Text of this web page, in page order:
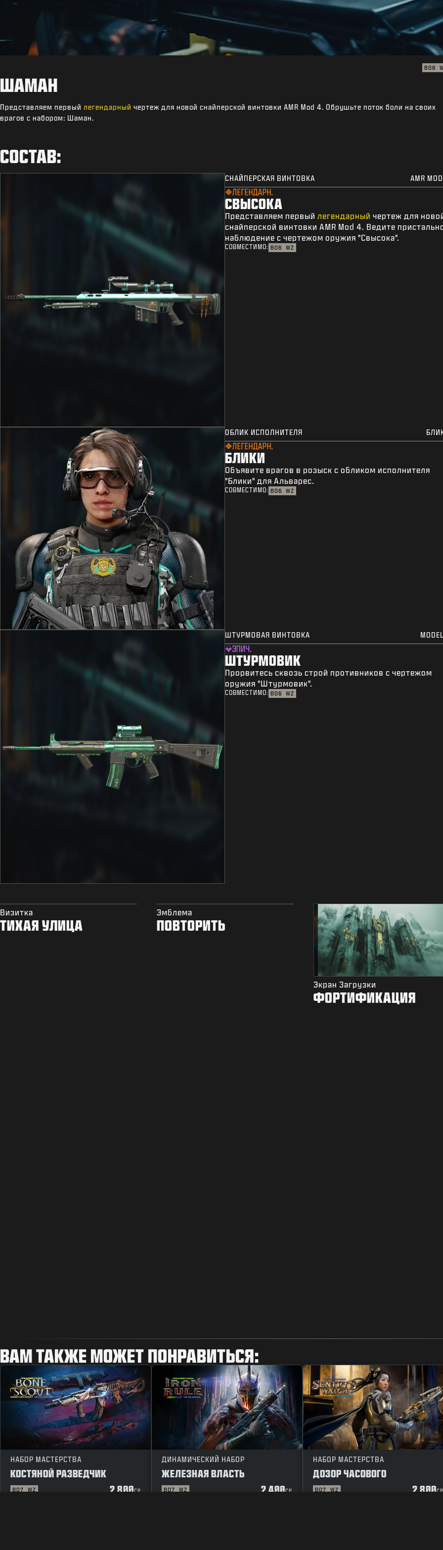
BO6
ШАМАН
Представляем первый легендарный чертеж для новой снайперской винтовки AMR Mod 4. Обрушьте поток боли на своих
врагов с набором: Шаман.
СОСТАВ:
СНАЙПЕРСКАЯ ВИНТОВКА AMR
ЛЕГЕНДАРН.
СВЫСОКА
Представляем первый легендарный чертеж для
снайперской винтовки AMR Mod 4. Ведите
наблюдение с чертежом оружия "Свысока".
СОВМЕСТИМО: BO6 WZ
ОБЛИК ИСПОЛНИТЕЛЯ
ЛЕГЕНДАРН.
БЛИКИ
Объявите врагов в розыск с обликом исполнителя
"Блики" для Альварес.
СОВМЕСТИМО: BO6 WZ
ШТУРМОВАЯ ВИНТОВКА
ЭПИЧ.
ШТУРМОВИК
Прорвитесь сквозь строй противников с чертежом
оружия "Штурмовик".
СОВМЕСТИМО: BO6 WZ
Визитка
ТИХАЯ УЛИЦА
Эмблема
ПОВТОРИТЬ
Экран Загрузки
ФОРТИФИКАЦИЯ
ВАМ ТАКЖЕ МОЖЕТ ПОНРАВИТЬСЯ:
НАБОР МАСТЕРСТВА
КОСТЯНОЙ РАЗВЕДЧИК
BO7 WZ 2 800CP
ДИНАМИЧЕСКИЙ НАБОР
ЖЕЛЕЗНАЯ ВЛАСТЬ
BO7 WZ 2 400CP
НАБОР МАСТЕРСТВА
ДОЗОР ЧАСОВОГО
BO7 WZ 2 800CP